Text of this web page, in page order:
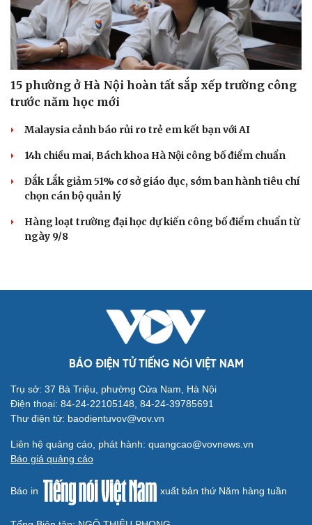
15 phường ở Hà Nội hoàn tất sắp xếp trường công
trước năm học mới
Malaysia cảnh báo rủi ro trẻ em kết bạn với AI
14h chiều mai, Bách khoa Hà Nội công bố điểm chuẩn
Đắk Lắk giảm 51% cơ sở giáo dục, sớm ban hành tiêu chí
chọn cán bộ quản lý
Hàng loạt trường đại học dự kiến công bố điểm chuẩn từ
ngày 9/8
BÁO ĐIỆN TỬ TIẾNG NÓI VIỆT NAM
Trụ sở: 37 Bà Triệu, phường Cửa Nam, Hà Nội
Điện thoại: 84-24-22105148, 84-24-39785691
Thư điện tử: baodientuvov@vov.vn
Liên hệ quảng cáo, phát hành: quangcao@vovnews.vn
Báo giá quảng cáo
Báo in xuất bản thứ Năm hàng tuần